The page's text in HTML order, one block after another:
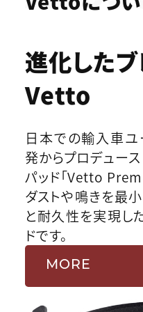
進化した
Vetto
日本での輸入車
発からプロデュー
パッド「Vetto
ダストや鳴きを最
と耐久性を実現し
ドです。
MORE